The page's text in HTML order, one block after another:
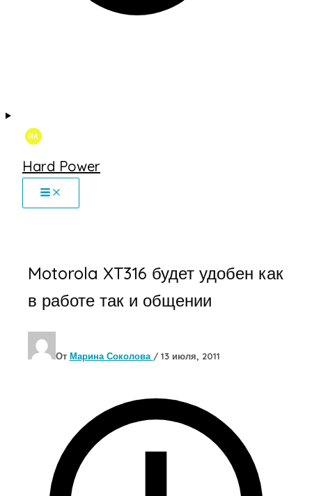
Hard Power
Motorola XT316 будет удобен как
в работе так и общении
От Марина Соколова / 13 июля, 2011